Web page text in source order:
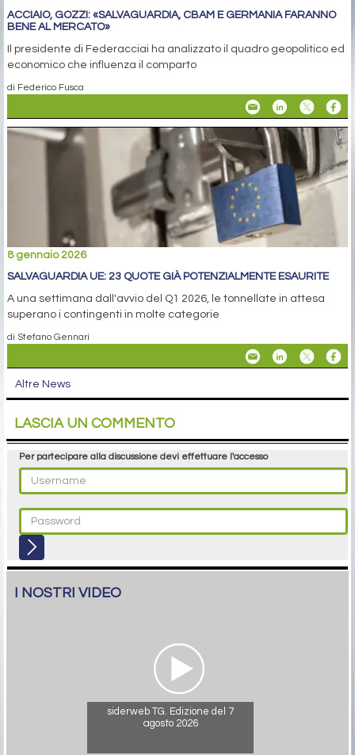
ACCIAIO, GOZZI: «SALVAGUARDIA, CBAM E GERMANIA FARANNO
BENE AL MERCATO»
Il presidente di Federacciai ha analizzato il quadro geopolitico ed
economico che influenza il comparto
di Federico Fusca
8 gennaio 2026
SALVAGUARDIA UE: 23 QUOTE GIÀ POTENZIALMENTE ESAURITE
A una settimana dall'avvio del Q1 2026, le tonnellate in attesa
superano i contingenti in molte categorie
di Stefano Gennari
Altre News
LASCIA UN COMMENTO
Per partecipare alla discussione devi effettuare l'accesso
I NOSTRI VIDEO
siderweb TG. Edizione del 7
agosto 2026